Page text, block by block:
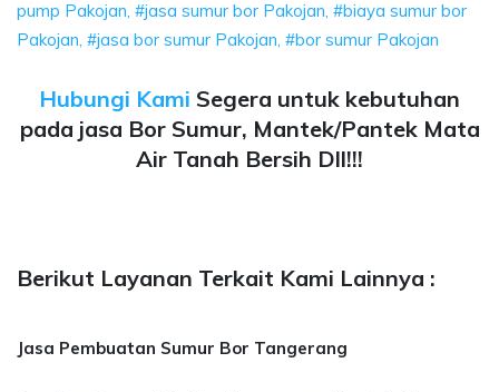
pump Pakojan, #jasa sumur bor Pakojan, #biaya sumur bor
Pakojan, #jasa bor sumur Pakojan, #bor sumur Pakojan
Hubungi Kami Segera untuk kebutuhan
pada jasa Bor Sumur, Mantek/Pantek Mata
Air Tanah Bersih Dll!!!
Berikut Layanan Terkait Kami Lainnya :
Jasa Pembuatan Sumur Bor Tangerang